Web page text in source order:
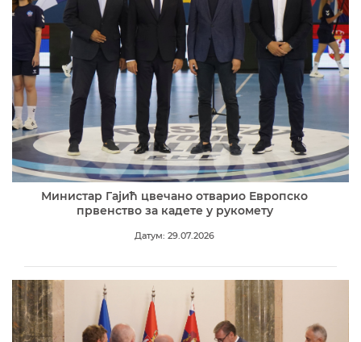
Министар Гајић цвечано отварио Европско
првенство за кадете у рукомету
Датум: 29.07.2026